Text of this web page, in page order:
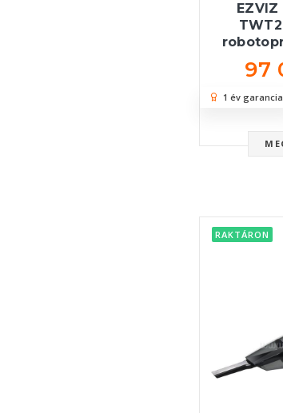
EZVIZ
TWT2
97
1 év garancia
RAKTÁRON